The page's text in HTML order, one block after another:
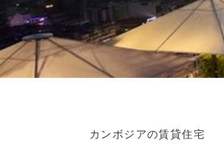
カンボジアの賃貸住宅